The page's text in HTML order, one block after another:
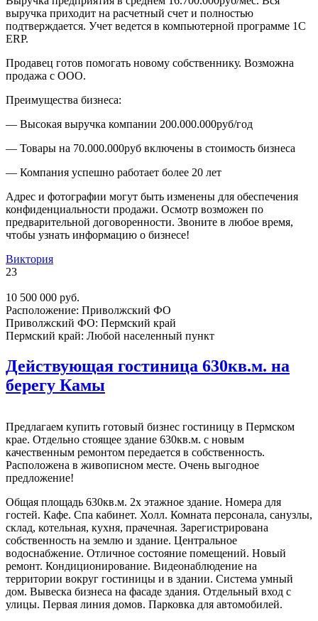
выручка приходит на расчетный счет и полностью
подтверждается. Учет ведется в компьютерной программе 1С
ЕRP.
Продавец готов помогать новому собственнику. Возможна
продажа с ООО.
Преимущества бизнеса:
— Высокая выручка компании 200.000.000руб/год
— Товары на 70.000.000руб включены в стоимость бизнеса
— Компания успешно работает более 20 лет
Адрес и фотографии могут быть изменены для обеспечения
конфиденциальности продажи. Осмотр возможен по
предварительной договоренности. Звоните в любое время,
чтобы узнать информацию о бизнесе!
Виктория
23
10 500 000 руб.
Расположение: Приволжский ФО
Приволжский ФО: Пермский край
Пермский край: Любой населенный пункт
Действующая гостиница 630кв.м. на
берегу Камы
Предлагаем купить готовый бизнес гостиницу в Пермском
крае. Отдельно стоящее здание 630кв.м. с новым
качественным ремонтом передается в собственность.
Расположена в живописном месте. Очень выгодное
предложение!
Общая площадь 630кв.м. 2х этажное здание. Номера для
гостей. Кафе. Спа кабинет. Холл. Комната персонала, санузлы,
склад, котельная, кухня, прачечная. Зарегистрирована
собственность на землю и здание. Центральное
водоснабжение. Отличное состояние помещений. Новый
ремонт. Кондиционирование. Видеонаблюдение на
территории вокруг гостиницы и в здании. Система умный
дом. Вывеска бизнеса на фасаде здания. Отдельный вход с
улицы. Первая линия домов. Парковка для автомобилей.